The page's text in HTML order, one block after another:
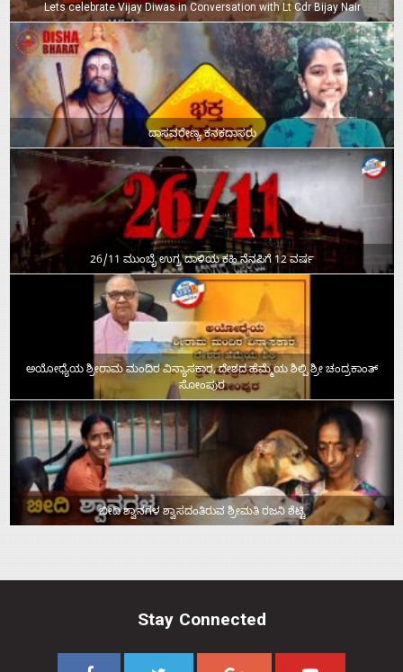
Lets celebrate Vijay Diwas in Conversation with Lt Cdr Bijay Nair
ದಾಸವರೇಣ್ಯ ಕನಕದಾಸರು
26/11 ಮುಂಬೈ ಉಗ್ರ ದಾಳಿಯ ಕಹಿ ನೆನಪಿಗೆ 12 ವರ್ಷ
ಅಯೋಧ್ಯೆಯ ಶ್ರೀರಾಮ ಮಂದಿರ ವಿನ್ಯಾಸಕಾರ, ದೇಶದ ಹೆಮ್ಮೆಯ ಶಿಲ್ಪಿ ಶ್ರೀ ಚಂದ್ರಕಾಂತ್‌
ಸೋಂಪುರ
ಬೀದಿ ಶ್ವಾನಗಳ ಶ್ವಾಸದಂತಿರುವ ಶ್ರೀಮತಿ ರಜನಿ ಶೆಟ್ಟಿ
Stay Connected